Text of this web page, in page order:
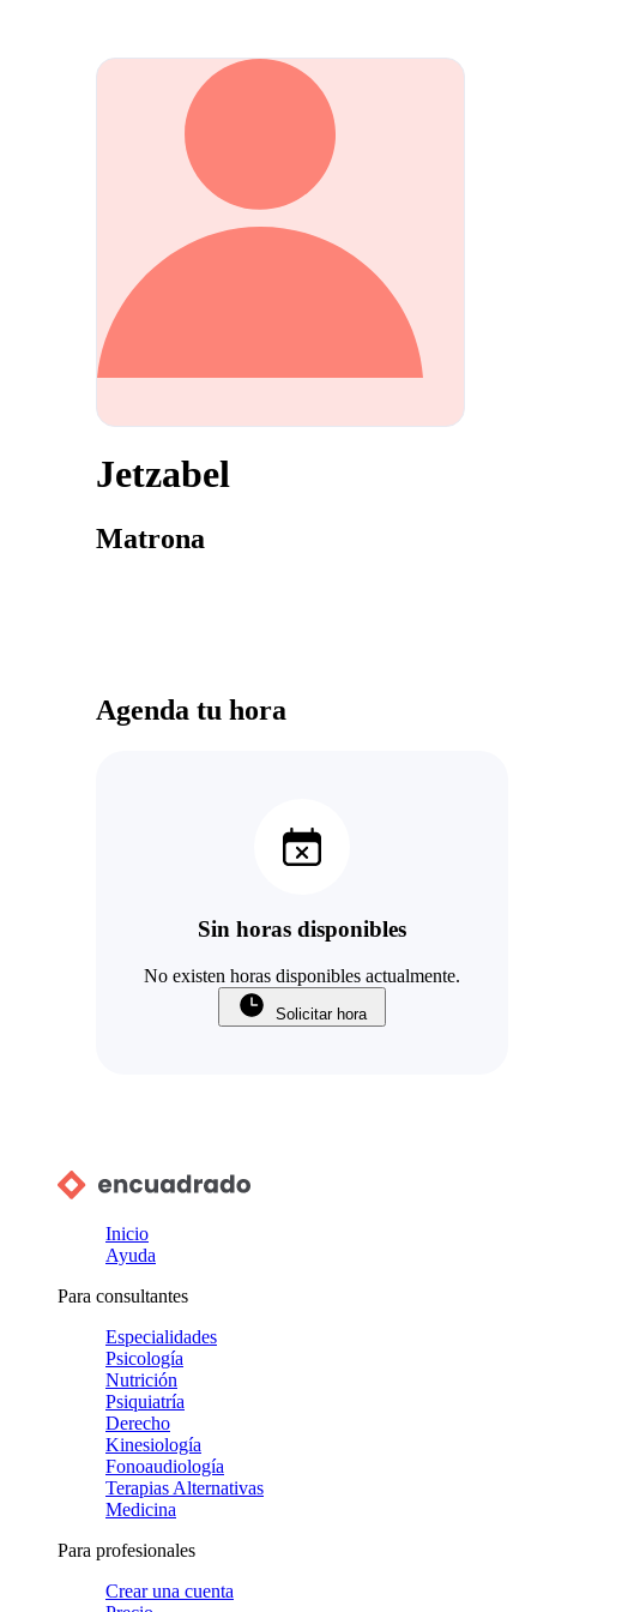
Jetzabel
Matrona
Agenda tu hora
Sin horas disponibles
No existen horas disponibles actualmente.
Solicitar hora
Inicio
Ayuda
Para consultantes
Especialidades
Psicología
Nutrición
Psiquiatría
Derecho
Kinesiología
Fonoaudiología
Terapias Alternativas
Medicina
Para profesionales
Crear una cuenta